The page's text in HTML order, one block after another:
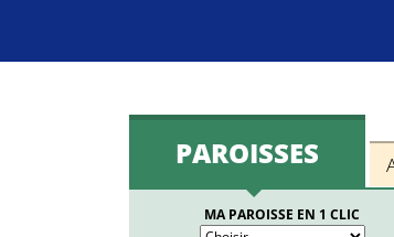
PAROISSES
MA PAROISSE EN 1 CLIC